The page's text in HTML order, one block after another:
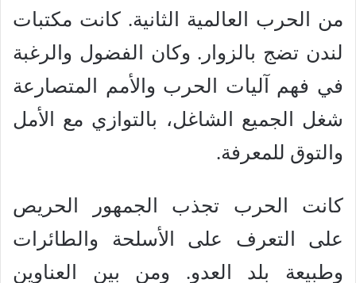
من الحرب العالمية الثانية. كانت مكتبات
لندن تضج بالزوار. وكان الفضول والرغبة
في فهم آليات الحرب والأمم المتصارعة
شغل الجميع الشاغل، بالتوازي مع الأمل
والتوق للمعرفة.
كانت الحرب تجذب الجمهور الحريص
على التعرف على الأسلحة والطائرات
وطبيعة بلد العدو. ومن بين العناوين